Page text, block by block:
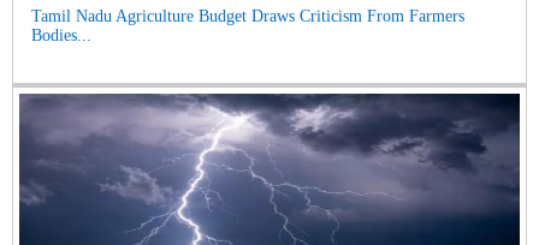
Tamil Nadu Agriculture Budget Draws Criticism From Farmers
Bodies...